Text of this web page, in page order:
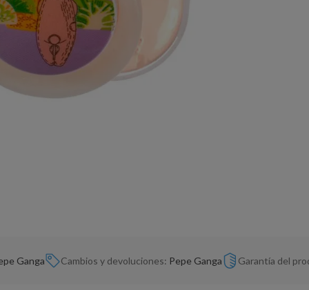
Ganga Cambios y devoluciones: Pepe Ganga Garantía del